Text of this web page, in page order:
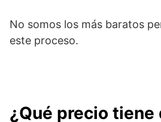
No somos los más baratos
este proceso.
¿Qué precio tiene